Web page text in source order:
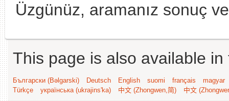
Üzgünüz, aramanız sonuç
This page is also available
Български (Bəlgarski) Deutsch English suomi français
magyar
Türkçe
українська (ukrajins'ka) 中文 (Zhongwen,简) 中文